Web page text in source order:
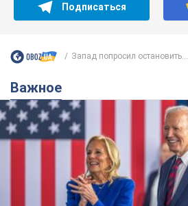
Подписаться
Запад попросил остановить...
Важное